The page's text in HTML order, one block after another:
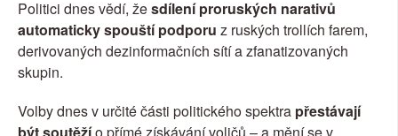
Politici dnes vědí, že sdílení proruských narativů
automaticky spouští podporu z ruských trollích farem,
derivovaných dezinformačních sítí a zfanatizovaných
skupin.
Volby dnes v určité části politického spektra přestávají